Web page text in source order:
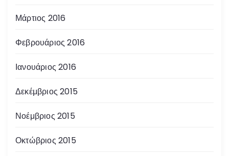
Μάρτιος 2016
Φεβρουάριος 2016
Ιανουάριος 2016
Δεκέμβριος 2015
Νοέμβριος 2015
Οκτώβριος 2015